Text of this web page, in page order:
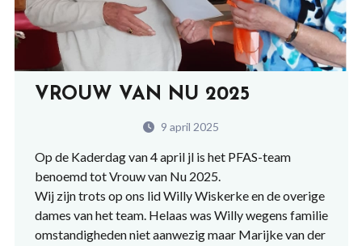
VROUW VAN NU 2025
9 april 2025
Op de Kaderdag van 4 april jl is het PFAS-team
benoemd tot Vrouw van Nu 2025.
Wij zijn trots op ons lid Willy Wiskerke en de overige
dames van het team. Helaas was Willy wegens familie
omstandigheden niet aanwezig maar Marijke van der